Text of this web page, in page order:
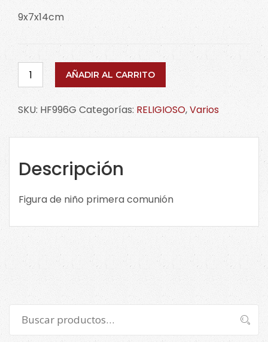
9x7x14cm
Figura
de
primera
comunión
cantidad
AÑADIR AL CARRITO
SKU: HF996G Categorías: RELIGIOSO,Varios
Descripción
Figura de niño primera comunión
por:
Buscar